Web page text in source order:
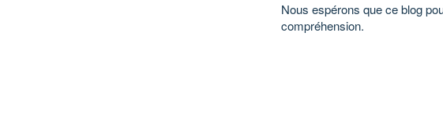
Nous espérons que ce blog
compréhension.